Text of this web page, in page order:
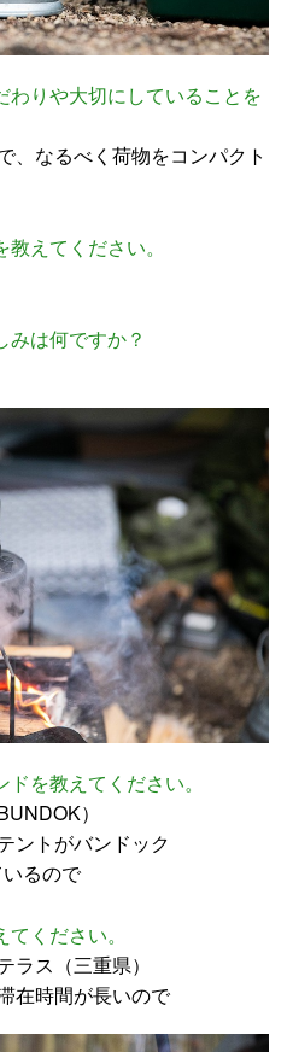
わりや大切にしていることを
、なるべく荷物をコンパクト
えてください。
みは何ですか？
を教えてください。
）
ントがバンドック
るので
ください。
ラス（三重県）
在時間が長いので